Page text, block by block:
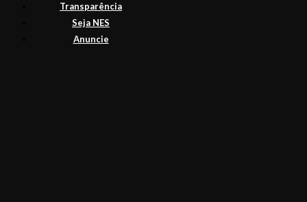
Transparência
Seja NES
Anuncie